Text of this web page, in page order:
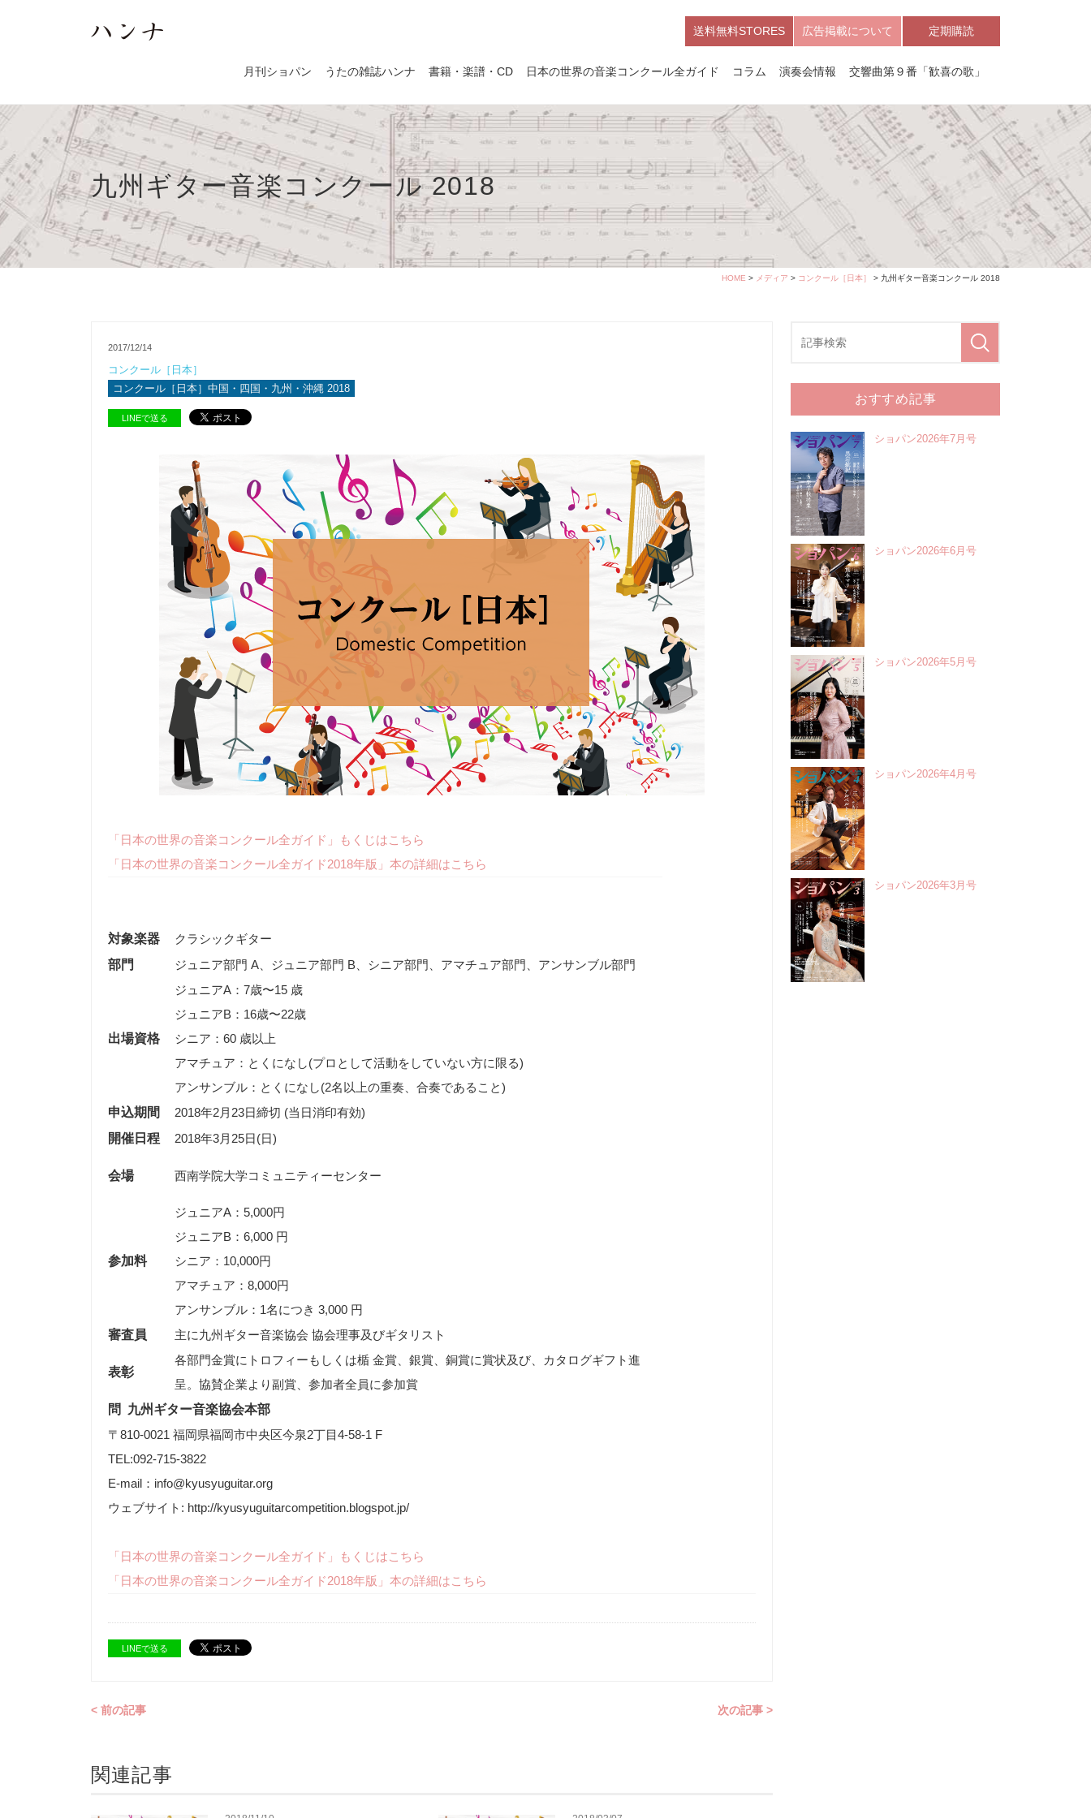
送料無料STORES 広告掲載について 定期購読
月刊ショパン うたの雑誌ハンナ 書籍・楽譜・CD 日本の世界の音楽コンクール全ガイド コラム 演奏会情報 交響曲第９番「歓喜の歌」
九州ギター音楽コンクール 2018
HOME > メディア > コンクール［日本］ > 九州ギター音楽コンクール 2018
2017/12/14
コンクール［日本］
コンクール［日本］中国・四国・九州・沖縄 2018
LINEで送る
「日本の世界の音楽コンクール全ガイド」もくじはこちら
「日本の世界の音楽コンクール全ガイド2018年版」本の詳細はこちら
対象楽器
クラシックギター
部門
ジュニア部門 A、ジュニア部門 B、シニア部門、アマチュア部門、アンサンブル部門
出場資格
ジュニアA：7歳〜15 歳
ジュニアB：16歳〜22歳
シニア：60 歳以上
アマチュア：とくになし(プロとして活動をしていない方に限る)
アンサンブル：とくになし(2名以上の重奏、合奏であること)
申込期間
2018年2月23日締切 (当日消印有効)
開催日程
2018年3月25日(日)
会場
参加料
ジュニアA：5,000円
ジュニアB：6,000 円
シニア：10,000円
アマチュア：8,000円
アンサンブル：1名につき 3,000 円
審査員
主に九州ギター音楽協会 協会理事及びギタリスト
表彰
各部門金賞にトロフィーもしくは楯 金賞、銀賞、銅賞に賞状及び、カタログギフト進
呈。協賛企業より副賞、参加者全員に参加賞
問 九州ギター音楽協会本部
〒810-0021 福岡県福岡市中央区今泉2丁目4-58-1 F
TEL:092-715-3822
E-mail：info@kyusyuguitar.org
ウェブサイト: http://kyusyuguitarcompetition.blogspot.jp/
「日本の世界の音楽コンクール全ガイド」もくじはこちら
「日本の世界の音楽コンクール全ガイド2018年版」本の詳細はこちら
LINEで送る
< 前の記事 次の記事 >
関連記事
おすすめ記事
ショパン2026年7月号
ショパン2026年6月号
ショパン2026年5月号
ショパン2026年4月号
ショパン2026年3月号